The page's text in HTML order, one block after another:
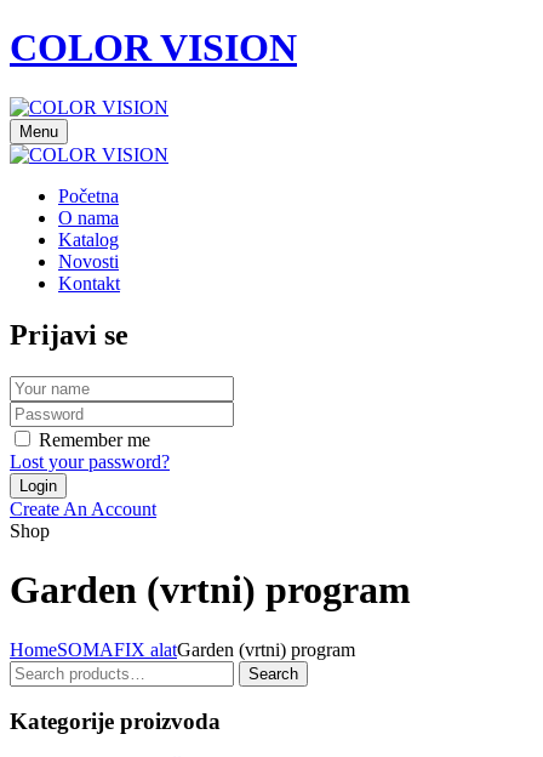
COLOR VISION
Menu
Početna
O nama
Katalog
Novosti
Kontakt
Prijavi se
Remember me
Lost your password?
Create An Account
Shop
Garden (vrtni) program
HomeSOMAFIX alatGarden (vrtni) program
Search
for:
Search
Kategorije proizvoda